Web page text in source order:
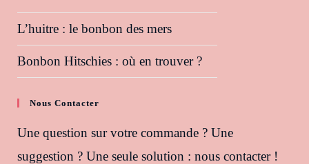
L’huitre : le bonbon des mers
Bonbon Hitschies : où en trouver ?
Nous Contacter
Une question sur votre commande ? Une
suggestion ? Une seule solution : nous contacter !